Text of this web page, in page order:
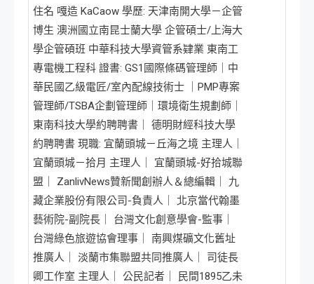
住名 嘎造 KaCaow 學歷: 天津南開大學－企管
博生 澳洲國立南昆士蘭大學 企管碩士/上海大
學企管碩班 中華科技大學資管系肄業 東南工
專電機工程科 證書: GS1國際條碼管理師｜中
華民國乙級電匠/室內配線技術士 ｜PMP專案
管理師/TSBA企劃管理師｜環境衛生規劃師｜
東南科技大學約聘聘書｜ 德明財經科技大學
約聘聘書 現職: 宜蘭頭城－丘海之境 主理人｜
宜蘭頭城－拾月 主理人｜ 宜蘭頭城-好拾城聯
盟｜ ZanlivNews贊新聞創辦人＆總編輯｜ 九
藏企業股份有限公司-負責人｜ 北京當代翰墨
藝術院-副院長｜ 台灣文化創意學會-監事｜
台灣綠色旅遊協會理事｜ 南興煤礦文化舊址
推廣人｜ 淡蘭市集聯盟共同推廣人｜ 司徒長
卿工作室 主理人｜ 公民記者｜ 民間1895乙未